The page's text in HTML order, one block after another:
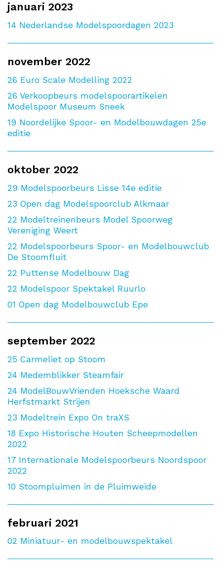
januari 2023
14 Nederlandse Modelspoordagen 2023
november 2022
26 Euro Scale Modelling 2022
26 Verkoopbeurs modelspoorartikelen
Modelspoor Museum Sneek
19 Noordelijke Spoor- en Modelbouwdagen 25e
editie
oktober 2022
29 Modelspoorbeurs Lisse 14e editie
23 Open dag Modelspoorclub Alkmaar
22 Modeltreinenbeurs Model Spoorweg
Vereniging Weert
22 Modelspoorbeurs Spoor- en Modelbouwclub
De Stoomfluit
22 Puttense Modelbouw Dag
22 Modelspoor Spektakel Ruurlo
01 Open dag Modelbouwclub Epe
september 2022
25 Carmeliet op Stoom
24 Medemblikker Steamfair
24 ModelBouwVrienden Hoeksche Waard
Herfstmarkt Strijen
23 Modeltrein Expo On traXS
18 Expo Historische Houten Scheepmodellen
2022
17 Internationale Modelspoorbeurs Noordspoor
2022
10 Stoompluimen in de Pluimweide
februari 2021
02 Miniatuur- en modelbouwspektakel